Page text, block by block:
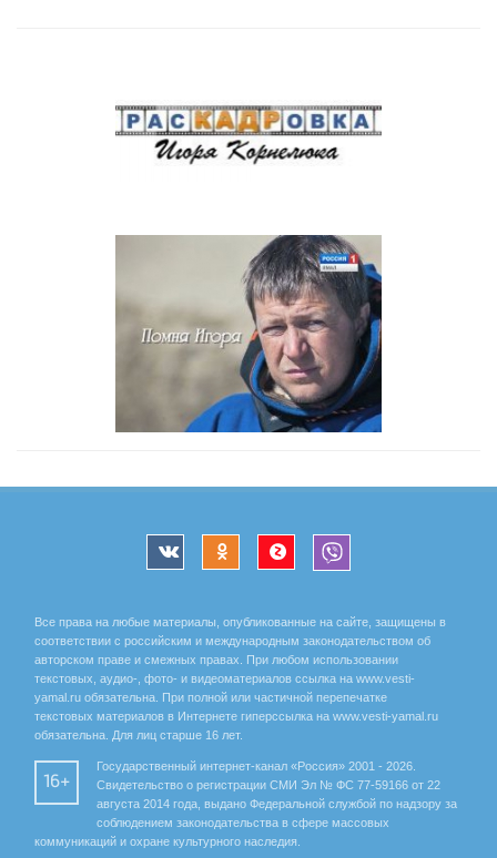
Все права на любые материалы, опубликованные на сайте, защищены в
соответствии с российским и международным законодательством об
авторском праве и смежных правах. При любом использовании
текстовых, аудио-, фото- и видеоматериалов ссылка на www.vesti-
yamal.ru обязательна. При полной или частичной перепечатке
текстовых материалов в Интернете гиперссылка на www.vesti-yamal.ru
обязательна. Для лиц старше 16 лет.
16+
Государственный интернет-канал «Россия» 2001 - 2026.
Свидетельство о регистрации СМИ Эл № ФС 77-59166 от 22
августа 2014 года, выдано Федеральной службой по надзору за
соблюдением законодательства в сфере массовых
коммуникаций и охране культурного наследия.